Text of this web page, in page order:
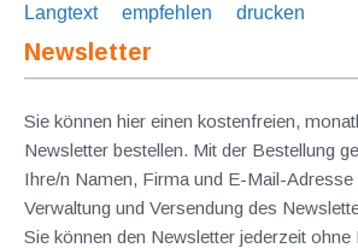
Langtext
empfehlen drucken
Newsletter
Sie können hier einen kostenfreien,
Newsletter bestellen. Mit der Bestellung
Ihre/n Namen, Firma und E-Mail-
Verwaltung und Versendung des
Sie können den Newsletter jederzeit ohne